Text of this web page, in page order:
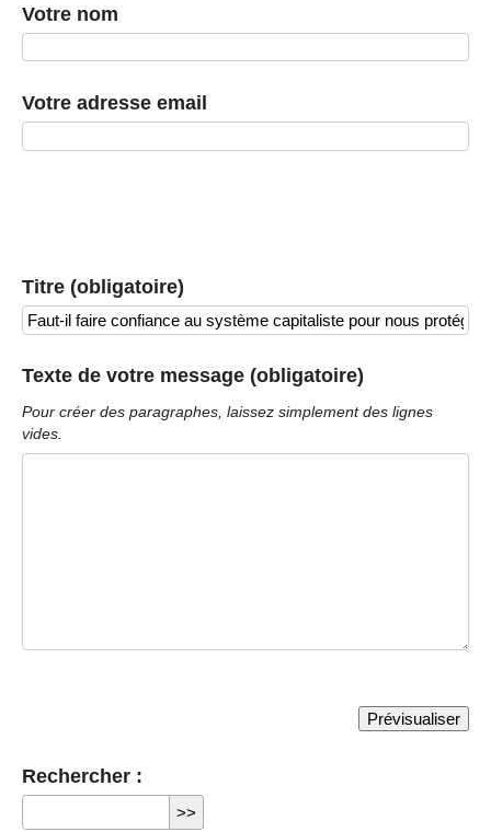
Votre nom
Votre adresse email
Titre (obligatoire)
Texte de votre message (obligatoire)
Pour créer des paragraphes, laissez simplement des lignes
vides.
Rechercher :